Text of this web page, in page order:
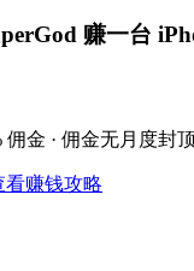
赚一台
金 · 佣金无月度封
看赚钱攻略